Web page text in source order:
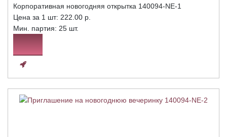
Корпоративная новогодняя открытка 140094-NE-1
Цена за 1 шт: 222.00 р.
Мин. партия: 25 шт.